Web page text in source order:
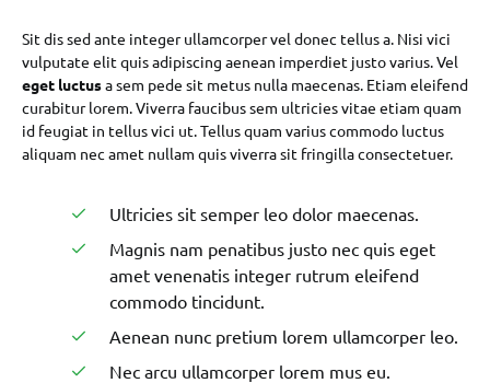
Sit dis sed ante integer ullamcorper vel donec tellus a. Nisi vici
vulputate elit quis adipiscing aenean imperdiet justo varius. Vel
eget luctusa sem pede sit metus nulla maecenas. Etiam eleifend
curabitur lorem. Viverra faucibus sem ultricies vitae etiam quam
id feugiat in tellus vici ut. Tellus quam varius commodo luctus
aliquam nec amet nullam quis viverra sit fringilla consectetuer.
Ultricies sit semper leo dolor maecenas.
Magnis nam penatibus justo nec quis eget
amet venenatis integer rutrum eleifend
commodo tincidunt.
Aenean nunc pretium lorem ullamcorper leo.
Nec arcu ullamcorper lorem mus eu.